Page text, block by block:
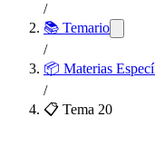
/
📚 Temario
/
📦 Materias
/
📋 Tema 20